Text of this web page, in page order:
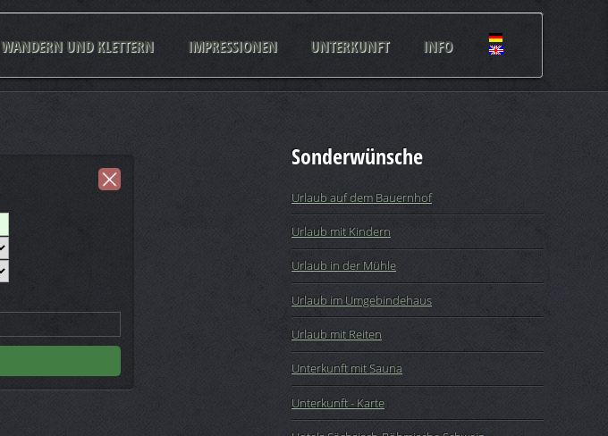
WANDERN UND KLETTERN IMPRESSIONEN UNTERKUNFT INFO
Sonderwünsche
Urlaub auf dem Bauernhof
Urlaub mit Kindern
Urlaub in der Mühle
Urlaub im Umgebindehaus
Urlaub mit Reiten
Unterkunft mit Sauna
Unterkunft - Karte